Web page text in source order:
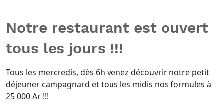
BLOG
NEWSLETTER
DEVENIR PARTENAIRE
Notre restaurant est ouvert
tous les jours !!!
Tous les mercredis, dès 6h venez découvrir notre petit
déjeuner campagnard et tous les midis nos formules à
25 000 Ar !!!